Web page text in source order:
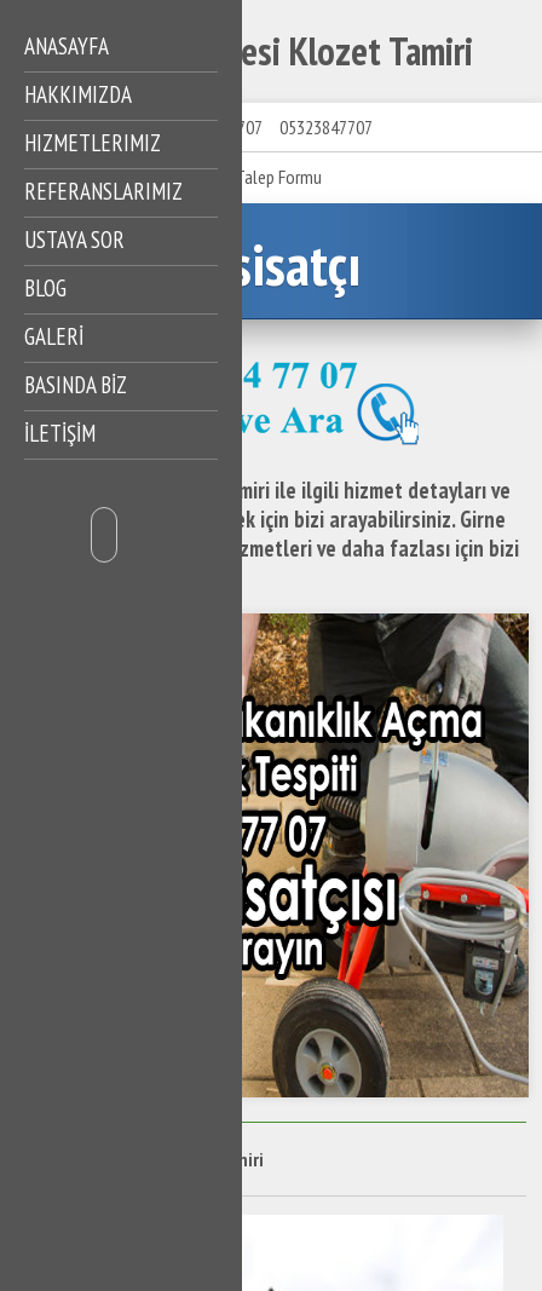
Girne Mahallesi Klozet Tamiri
ANASAYFA
HAKKIMIZDA
HIZMETLERIMIZ
REFERANSLARIMIZ
USTAYA SOR
BLOG
GALERİ
BASINDA BİZ
İLETİŞİM
05323847707 05323847707
Talep Formu
Tesisatçı
Girne Mahallesi Klozet Tamiri ile ilgili hizmet detayları ve
destek taleplerinizi iletmek için bizi arayabilirsiniz. Girne
Mahallesi Klozet Tamiri hizmetleri ve daha fazlası için bizi
Girne Mahallesi Klozet Tamiri